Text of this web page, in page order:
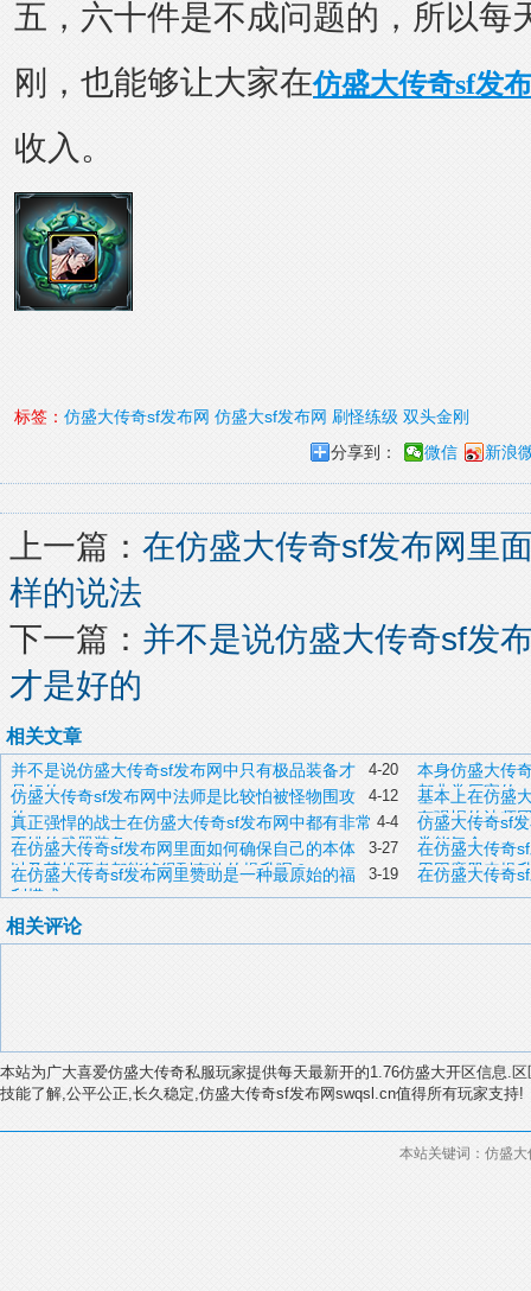
五，六十件是不成问题的，所以每
刚，也能够让大家在仿盛大传奇sf发
收入。
标签： 仿盛大传奇sf发布网 仿盛大sf发布网 刷怪练级 双头金刚
分享到：
微信 新浪
上一篇： 在仿盛大传奇sf发布网里
样的说法
下一篇： 并不是说仿盛大传奇sf发
才是好的
相关文章
4-20
并不是说仿盛大传奇sf发布网中只有极品装备才
是好的
本身仿盛大传
都非常厉害的
4-12
仿盛大传奇sf发布网中法师是比较怕被怪物围攻
的
基本上在仿盛
有强悍的法师
4-4
真正强悍的战士在仿盛大传奇sf发布网中都有非常
不错的武器装备
仿盛大传奇sf
常能氪金
3-27
在仿盛大传奇sf发布网里面如何确保自己的本体
以及英雄两者都能够得到有效的提升呢？
在仿盛大传奇
用困魔咒来提
3-19
在仿盛大传奇sf发布网里赞助是一种最原始的福
利模式
在仿盛大传奇
相关评论
本站为广大喜爱仿盛大传奇私服玩家提供每天最新开的1.76仿盛大开区信息.
技能了解,公平公正,长久稳定,仿盛大传奇sf发布网swqsl.cn值得所有玩家支持!
本站关键词：仿盛